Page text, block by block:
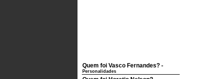
Quem foi Vasco Fernandes? -
Personalidades